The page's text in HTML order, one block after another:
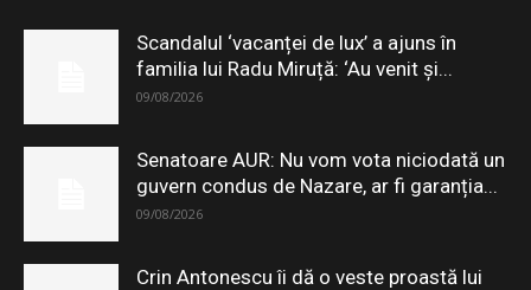
Scandalul ‘vacanței de lux’ a ajuns în
familia lui Radu Miruță: ‘Au venit și...
09/08/2026
Senatoare AUR: Nu vom vota niciodată un
guvern condus de Nazare, ar fi garanția...
09/08/2026
Crin Antonescu îi dă o veste proastă lui